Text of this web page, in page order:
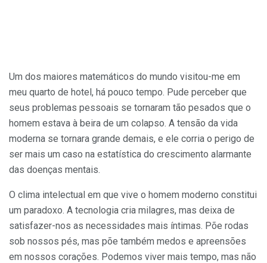
Um dos maiores matemáticos do mundo visitou-me em
meu quarto de hotel, há pouco tempo. Pude perceber que
seus problemas pessoais se tornaram tão pesados que o
homem estava à beira de um colapso. A tensão da vida
moderna se tornara grande demais, e ele corria o perigo de
ser mais um caso na estatística do crescimento alarmante
das doenças mentais.
O clima intelectual em que vive o homem moderno constitui
um paradoxo. A tecnologia cria milagres, mas deixa de
satisfazer-nos as necessidades mais íntimas. Põe rodas
sob nossos pés, mas põe também medos e apreensões
em nossos corações. Podemos viver mais tempo, mas não